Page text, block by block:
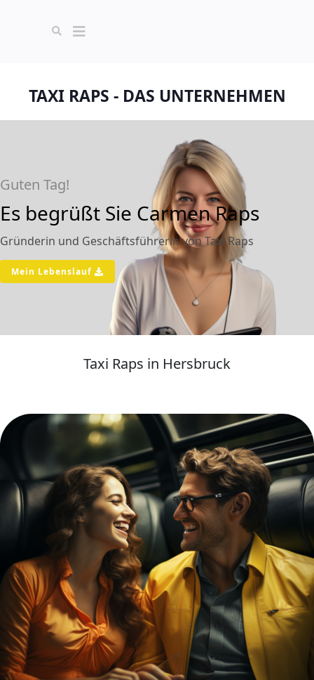
TAXI RAPS - DAS UNTERNEHMEN
Guten Tag!
Es begrüßt Sie Carmen Raps
Gründerin und Geschäftsführerin von Taxi Raps
Mein Lebenslauf
Taxi Raps in Hersbruck